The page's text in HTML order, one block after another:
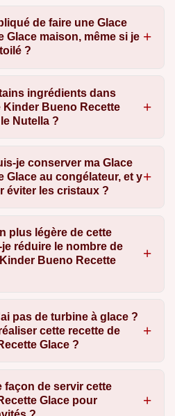
de faire une Glace
Glace maison, même si je
?
ingrédients dans
Kinder Bueno Recette
Nutella ?
je conserver ma Glace
Glace au congélateur, et y
éviter les cristaux ?
plus légère de cette
réduire le nombre de
Bueno Recette
pas de turbine à glace ?
cette recette de
Glace ?
façon de servir cette
Glace pour